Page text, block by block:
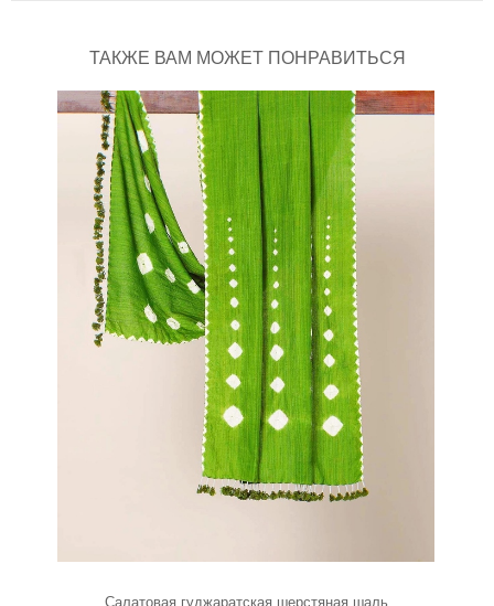
ТАКЖЕ ВАМ МОЖЕТ ПОНРАВИТЬСЯ
Салатовая гуджаратская шерстяная шаль